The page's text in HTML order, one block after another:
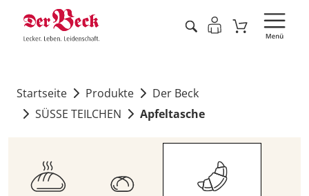
Startseite Produkte
Der Beck
SÜSSE TEILCHEN
Apfeltasche